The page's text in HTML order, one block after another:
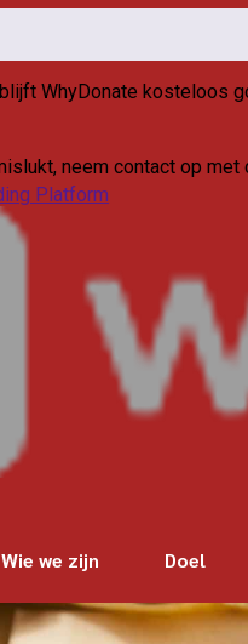
Wie we zijn Doel